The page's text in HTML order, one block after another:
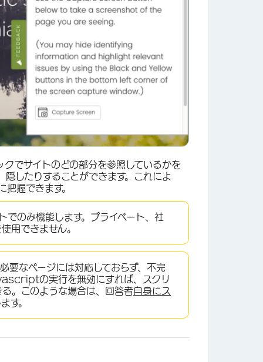
×
でサイトのどの部分を参照しているかを
したりすることができます。これによ
握できます。
のみ機能します。プライベート、社
用できません。
なページには対応しておらず、不完
の実行を無効にすれば、スクリ
。このような場合は、回答者自身にス
す。